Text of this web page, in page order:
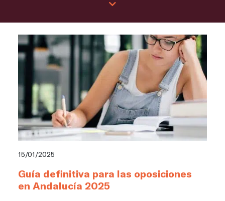
15/01/2025
Guía definitiva para las oposiciones
en Andalucía 2025